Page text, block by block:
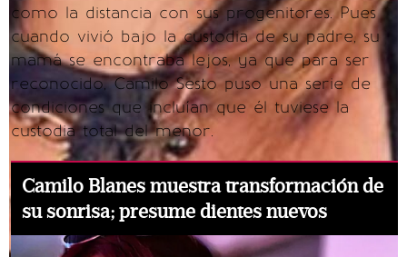
como la distancia con sus progenitores. Pues
cuando vivió bajo la custodia de su padre, su
mamá se encontraba lejos, ya que para ser
reconocido, Camilo Sesto puso una serie de
condiciones que incluían que él tuviese la
custodia total del menor.
Camilo Blanes muestra transformación de
su sonrisa; presume dientes nuevos